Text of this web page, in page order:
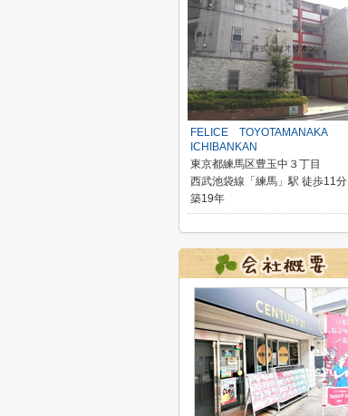
FELICE TOYOTAMANAKA
ICHIBANKAN
東京都練馬区豊玉中３丁目
西武池袋線「練馬」駅 徒歩11分
築19年